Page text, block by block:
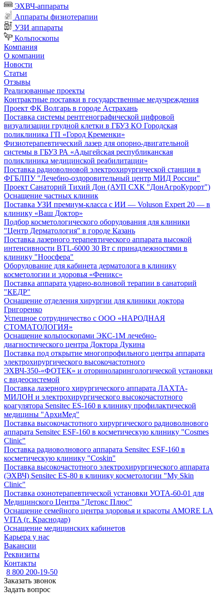
ЭХВЧ-аппараты
Аппараты физиотерапии
УЗИ аппараты
Кольпоскопы
Компания
О компании
Новости
Статьи
Отзывы
Реализованные проекты
Контрактные поставки в государственные медучреждения
Проект ФК Волгарь в городе Астрахань
Поставка системы рентгенографической цифровой
визуализации грудной клетки в ГБУЗ КО Городская
поликлиника ГП «Город Кременки»
Физиотерапевтический лазер для опорно-двигательной
системы в ГБУЗ РА «Адыгейская республиканская
поликлиника медицинской реабилитации»
Поставка радиоволновой электрохирургической станции в
ФГБЛПУ "Лечебно-оздоровительный центр МИД России"
Проект Санаторий Тихий Дон (АУП СХК "ДонАгроКурорт")
Оснащение частных клиник
Поставка УЗИ премиум-класса с ИИ — Voluson Expert 20 — в
клинику «Ваш Доктор»
Подбор косметологического оборудования для клиники
"Центр Дерматология" в городе Казань
Поставка лазерного терапевтического аппарата высокой
интенсивности BTL-6000 30 Вт с принадлежностями в
клинику "Ноосфера"
Оборудование для кабинета дерматолога в клинику
косметологии и здоровья «Феникс»
Поставка аппарата ударно-волновой терапии в санаторий
"КЕДР"
Оснащение отделения хирургии для клиники доктора
Григоренко
Успешное сотрудничество с ООО «НАРОДНАЯ
СТОМАТОЛОГИЯ»
Оснащение кольпоскопами ЭКС-1М лечебно-
диагностического центра Доктора Дукина
Поставка под открытие многопрофильного центра аппарата
электрохирургического высокочастотного
ЭХВЧ-350-«ФОТЕК» и оториноларингологической установки
с видеосистемой
Поставка лазерного хирургического аппарата ЛАХТА-
МИЛОН и электрохирургического высокочастотного
коагулятора Sensitec ES-160 в клинику профилактической
медицины "АрхиМед"
Поставка высокочастотного хирургического радиоволнового
аппарата Sensitec ESF-160 в косметическую клинику "Cosmes
Clinic"
Поставка радиоволнового аппарата Sensitec ESF-160 в
косметическую клинику "Coskin"
Поставка высокочастотного электрохирургического аппарата
(ЭХВЧ) Sensitec ES-80 в клинику косметологии "My Skin
Clinic"
Поставка озонотерапевтической установки УОТА-60-01 для
Медицинского Центра "Детокс Плюс"
Оснащение семейного центра здоровья и красоты AMORE LA
VITA (г. Краснодар)
Оснащение медицинских кабинетов
Карьера у нас
Вакансии
Реквизиты
Контакты
8 800 200-19-50
Заказать звонок
Задать вопрос